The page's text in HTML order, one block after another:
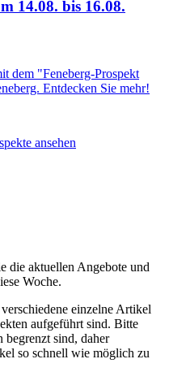
14.08. bis 16.08.
dem "Feneberg-Prospekt
Entdecken Sie mehr!
ansehen
die aktuellen Angebote und
Woche.
einzelne Artikel
aufgeführt sind. Bitte
begrenzt sind, daher
so schnell wie möglich zu